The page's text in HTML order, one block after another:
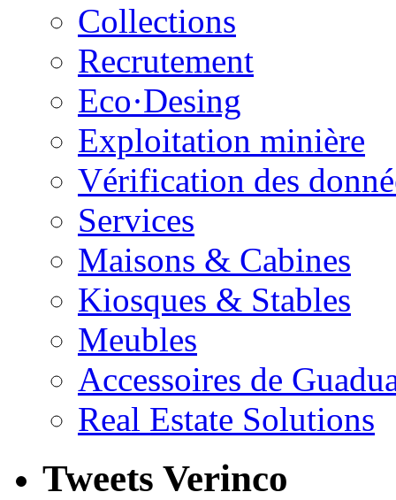
Collections
Recrutement
Eco·Desing
Exploitation minière
Vérification des
Services
Maisons & Cabines
Kiosques & Stables
Meubles
Accessoires de
Real Estate Solutions
Tweets Verinco